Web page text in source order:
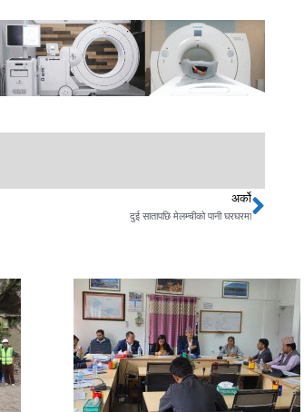
अर्को
दुई सातापछि मेलम्चीको पानी घरघरमाNext